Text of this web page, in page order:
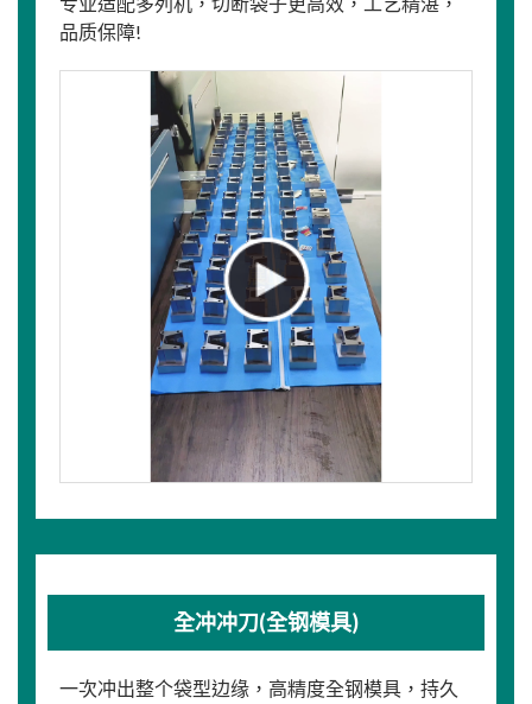
品质保障!
全冲冲刀(全钢模具)
一次冲出整个袋型边缘，高精度全钢模具，持久